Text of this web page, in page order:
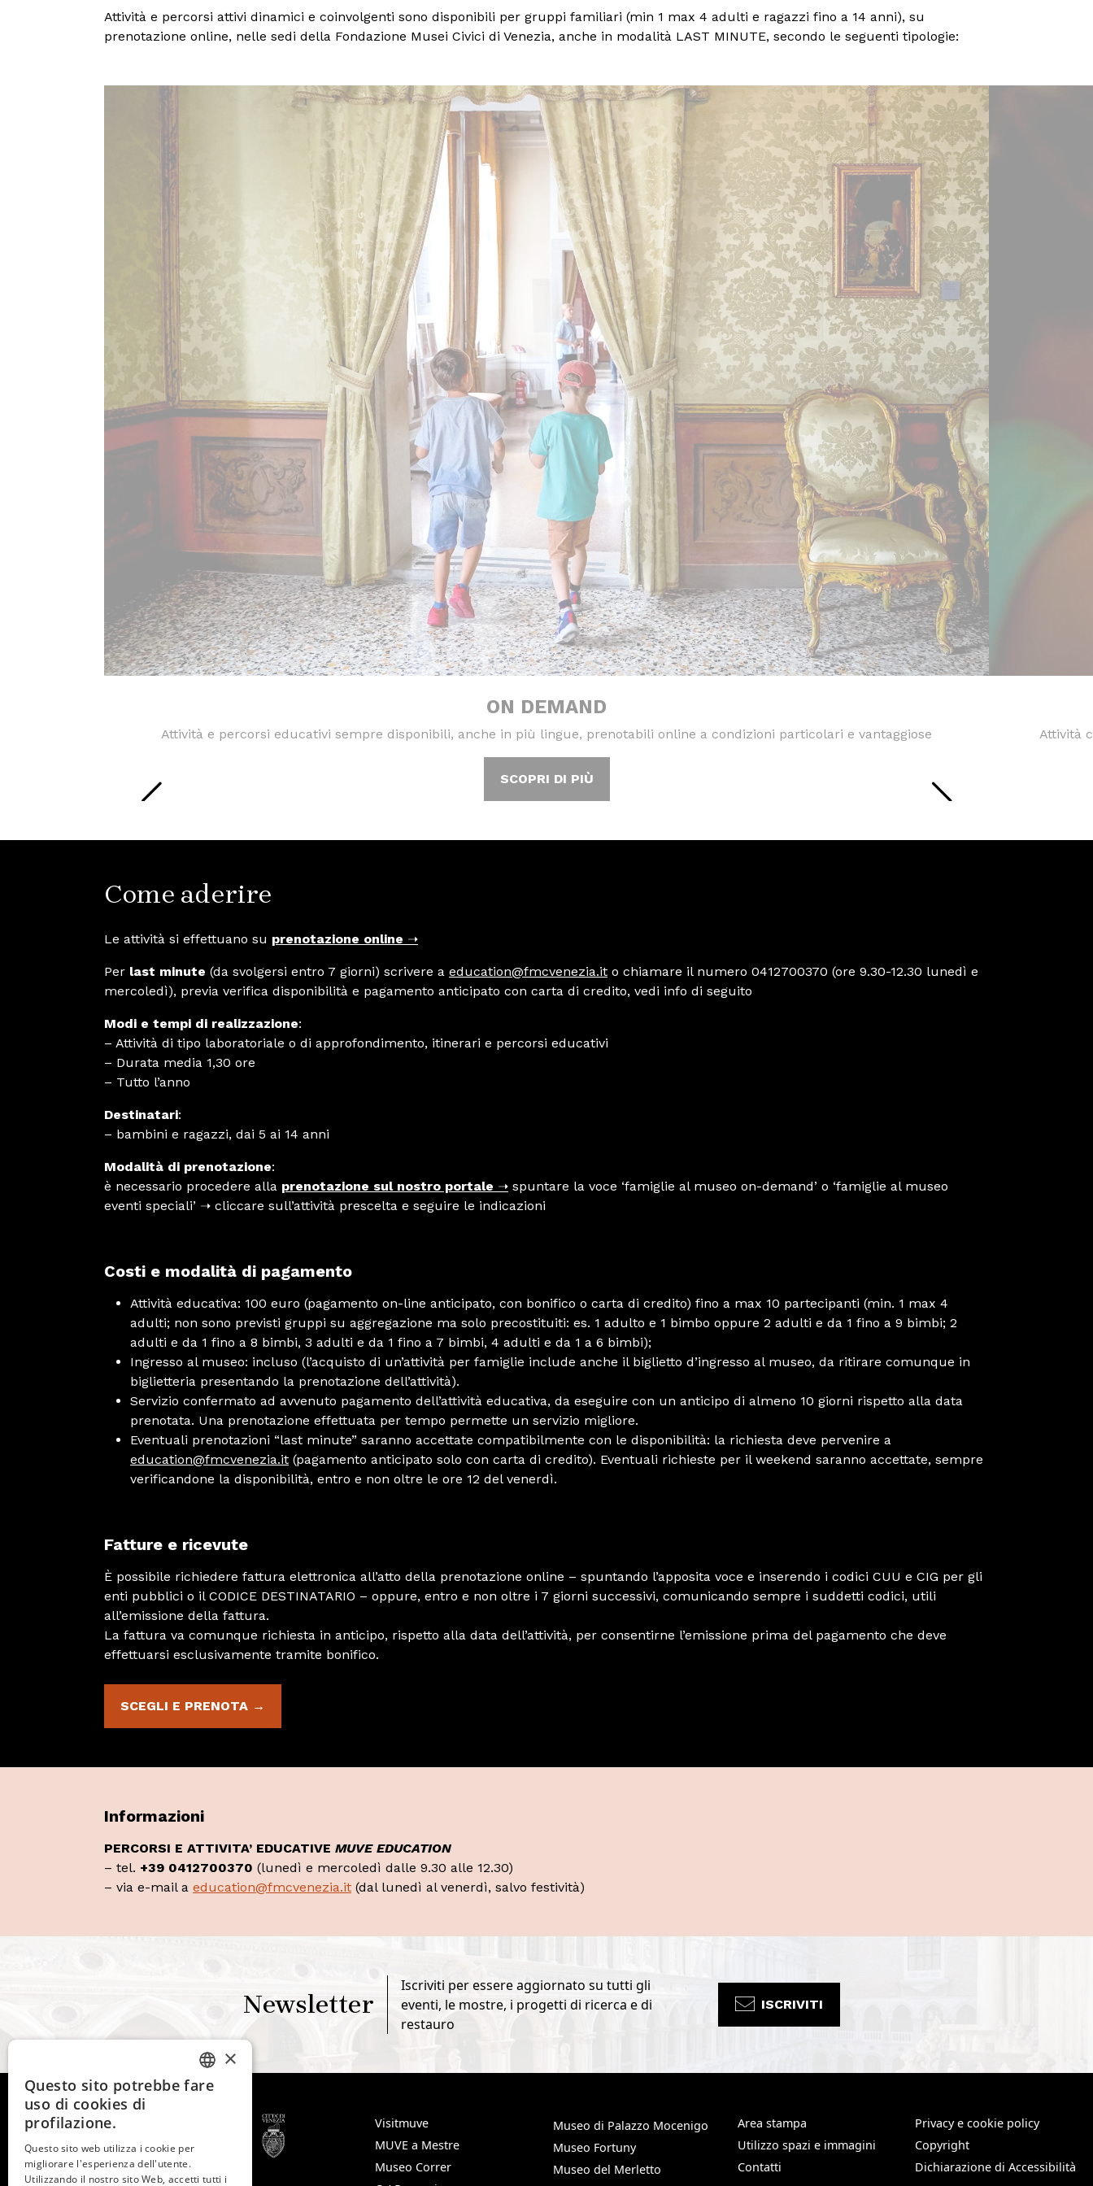
Attività e percorsi attivi dinamici e coinvolgenti sono disponibili per gruppi familiari (min 1 max 4 adulti e ragazzi fino a 14 anni), su
prenotazione online, nelle sedi della Fondazione Musei Civici di Venezia, anche in modalità LAST MINUTE, secondo le seguenti tipologie:
ON DEMAND
Attività e percorsi educativi sempre disponibili, anche in più lingue, prenotabili online a condizioni particolari e vantaggiose
SCOPRI DI PIÙ
Attività
Come aderire
Le attività si effettuano su prenotazione online ➝
Per last minute (da svolgersi entro 7 giorni) scrivere a education@fmcvenezia.it o chiamare il numero 0412700370 (ore 9.30-12.30 lunedì e
mercoledì), previa verifica disponibilità e pagamento anticipato con carta di credito, vedi info di seguito
Modi e tempi di realizzazione:
– Attività di tipo laboratoriale o di approfondimento, itinerari e percorsi educativi
– Durata media 1,30 ore
– Tutto l’anno
Destinatari:
– bambini e ragazzi, dai 5 ai 14 anni
Modalità di prenotazione:
è necessario procedere alla prenotazione sul nostro portale ➝ spuntare la voce ‘famiglie al museo on-demand’ o ‘famiglie al museo
eventi speciali’ ➝ cliccare sull’attività prescelta e seguire le indicazioni
Costi e modalità di pagamento
Attività educativa: 100 euro (pagamento on-line anticipato, con bonifico o carta di credito) fino a max 10 partecipanti (min. 1 max 4
adulti; non sono previsti gruppi su aggregazione ma solo precostituiti: es. 1 adulto e 1 bimbo oppure 2 adulti e da 1 fino a 9 bimbi; 2
adulti e da 1 fino a 8 bimbi, 3 adulti e da 1 fino a 7 bimbi, 4 adulti e da 1 a 6 bimbi);
Ingresso al museo: incluso (l’acquisto di un’attività per famiglie include anche il biglietto d’ingresso al museo, da ritirare comunque in
biglietteria presentando la prenotazione dell’attività).
Servizio confermato ad avvenuto pagamento dell’attività educativa, da eseguire con un anticipo di almeno 10 giorni rispetto alla data
prenotata. Una prenotazione effettuata per tempo permette un servizio migliore.
Eventuali prenotazioni “last minute” saranno accettate compatibilmente con le disponibilità: la richiesta deve pervenire a
education@fmcvenezia.it (pagamento anticipato solo con carta di credito). Eventuali richieste per il weekend saranno accettate, sempre
verificandone la disponibilità, entro e non oltre le ore 12 del venerdì.
Fatture e ricevute
È possibile richiedere fattura elettronica all’atto della prenotazione online – spuntando l’apposita voce e inserendo i codici CUU e CIG per gli
enti pubblici o il CODICE DESTINATARIO – oppure, entro e non oltre i 7 giorni successivi, comunicando sempre i suddetti codici, utili
all’emissione della fattura.
La fattura va comunque richiesta in anticipo, rispetto alla data dell’attività, per consentirne l’emissione prima del pagamento che deve
effettuarsi esclusivamente tramite bonifico.
SCEGLI E PRENOTA →
Informazioni
PERCORSI E ATTIVITA’ EDUCATIVE MUVE EDUCATION
– tel. +39 0412700370 (lunedì e mercoledì dalle 9.30 alle 12.30)
– via e-mail a education@fmcvenezia.it (dal lunedì al venerdì, salvo festività)
Newsletter
Iscriviti per essere aggiornato su tutti gli
eventi, le mostre, i progetti di ricerca e di
restauro
ISCRIVITI
© 2026 -Fondazione
Visitmuve
MUVE a Mestre
Museo Correr
Museo di Palazzo Mocenigo
Museo Fortuny
Museo del Merletto
Area stampa
Utilizzo spazi e immagini
Contatti
Privacy e cookie policy
Copyright
Dichiarazione di Accessibilità
ITALIAN
GERMAN
×
Questo sito potrebbe fare
uso di cookies di
profilazione.
Questo sito web utilizza i cookie per
migliorare l'esperienza dell'utente.
Utilizzando il nostro sito Web, accetti tutti i